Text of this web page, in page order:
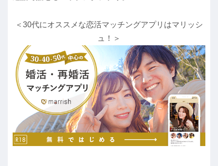
＜30代にオススメな恋活マッチングアプリはマリッシ
ュ！＞